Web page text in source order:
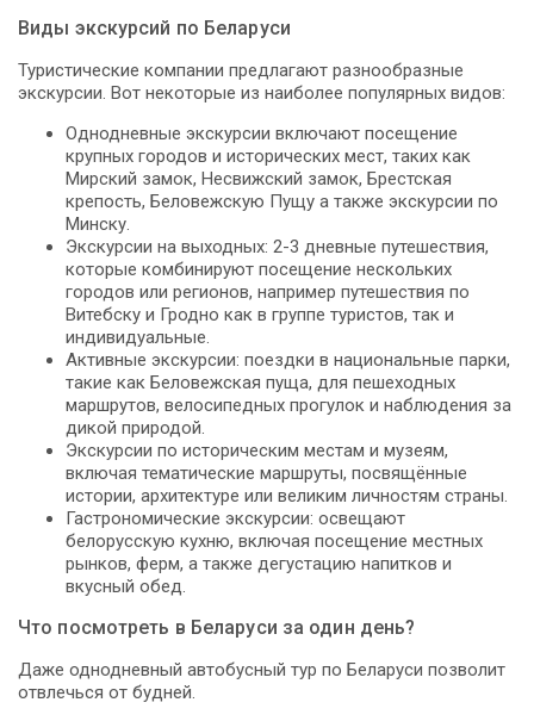
Виды экскурсий по Беларуси
Туристические компании предлагают разнообразные
экскурсии. Вот некоторые из наиболее популярных видов:
Однодневные экскурсии включают посещение
крупных городов и исторических мест, таких как
Мирский замок, Несвижский замок, Брестская
крепость, Беловежскую Пущу а также экскурсии по
Минску.
Экскурсии на выходных: 2-3 дневные путешествия,
которые комбинируют посещение нескольких
городов или регионов, например путешествия по
Витебску и Гродно как в группе туристов, так и
индивидуальные.
Активные экскурсии: поездки в национальные парки,
такие как Беловежская пуща, для пешеходных
маршрутов, велосипедных прогулок и наблюдения за
дикой природой.
Экскурсии по историческим местам и музеям,
включая тематические маршруты, посвящённые
истории, архитектуре или великим личностям страны.
Гастрономические экскурсии: освещают
белорусскую кухню, включая посещение местных
рынков, ферм, а также дегустацию напитков и
вкусный обед.
Что посмотреть в Беларуси за один день?
Даже однодневный автобусный тур по Беларуси позволит
отвлечься от будней.